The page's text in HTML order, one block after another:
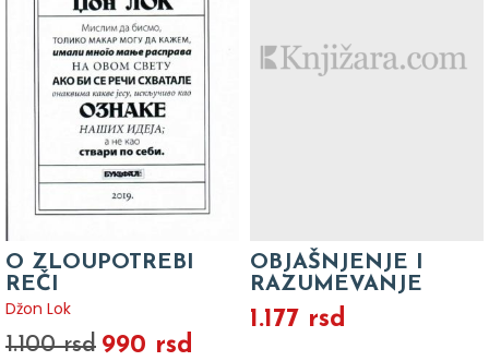
O ZLOUPOTREBI
REČI
Džon Lok
1.100 rsd 990 rsd
OBJAŠNJENJE I
RAZUMEVANJE
1.177 rsd